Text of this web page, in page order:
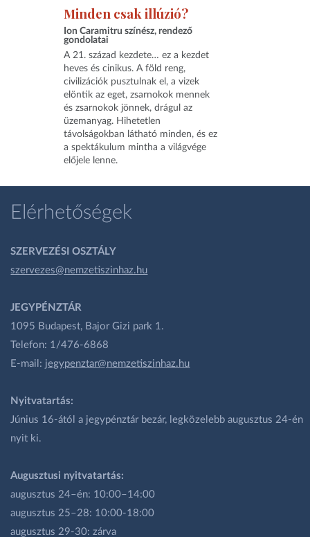
Minden csak illúzió?
Ion Caramitru színész, rendező
gondolatai
A 21. század kezdete… ez a kezdet
heves és cinikus. A föld reng,
civilizációk pusztulnak el, a vizek
elöntik az eget, zsarnokok mennek
és zsarnokok jönnek, drágul az
üzemanyag. Hihetetlen
távolságokban látható minden, és ez
a spektákulum mintha a világvége
előjele lenne.
Elérhetőségek
SZERVEZÉSI OSZTÁLY
szervezes@nemzetiszinhaz.hu
JEGYPÉNZTÁR
1095 Budapest, Bajor Gizi park 1.
Telefon: 1/476-6868
E-mail: jegypenztar@nemzetiszinhaz.hu
Nyitvatartás:
Június 16-ától a jegypénztár bezár, legközelebb augusztus 24-én
nyit ki.
Augusztusi nyitvatartás:
augusztus 24–én: 10:00–14:00
augusztus 25–28: 10:00-18:00
augusztus 29-30: zárva